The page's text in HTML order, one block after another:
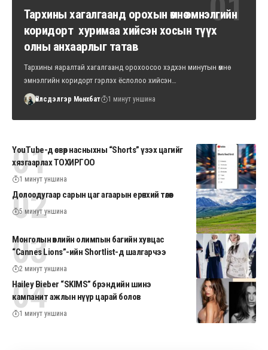
Тархины хагалгаанд орохын өмнө эмнэлгийн
коридорт хуримаа хийсэн хосын түүх
олны анхаарлыг татав
Тархины яаралтай хагалгаанд орохоосоо хэдхэн минутын өмнө
эмнэлгийн коридорт гэрлэх ёслолоо хийсэн…
Үйлсдэлгэр Мөнхбат 1 минут уншина
YouTube-д өсвөр насныхны “Shorts” үзэх цагийг
хязгаарлах ТОХИРГОО
1 минут уншина
Долоодугаар сарын цаг агаарын ерөнхий төлөв
5 минут уншина
Монголын өвлийн олимпын багийн хувцас
“Cannes Lions”-ийн Shortlist-д шалгарчээ
2 минут уншина
Hailey Bieber “SKIMS” брэндийн шинэ
кампанит ажлын нүүр царай болов
1 минут уншина